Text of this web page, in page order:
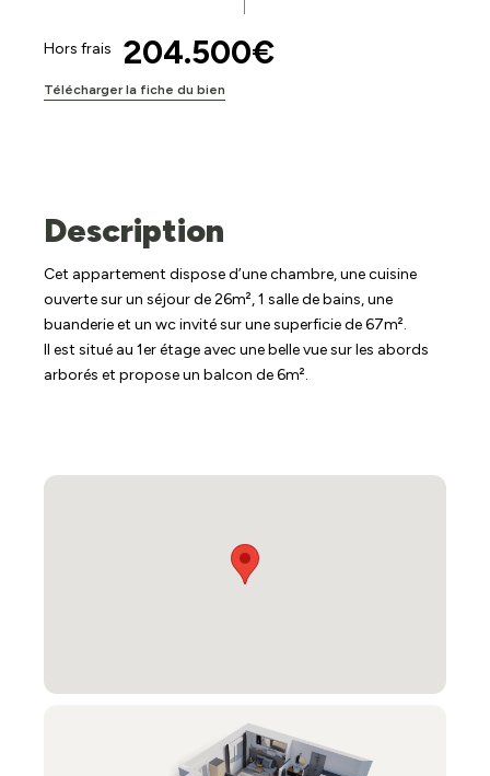
Hors frais 204.500€
Télécharger la fiche du bien
Description
Cet appartement dispose d’une chambre, une cuisine
ouverte sur un séjour de 26m², 1 salle de bains, une
buanderie et un wc invité sur une superficie de 67m².
Il est situé au 1er étage avec une belle vue sur les abords
arborés et propose un balcon de 6m².